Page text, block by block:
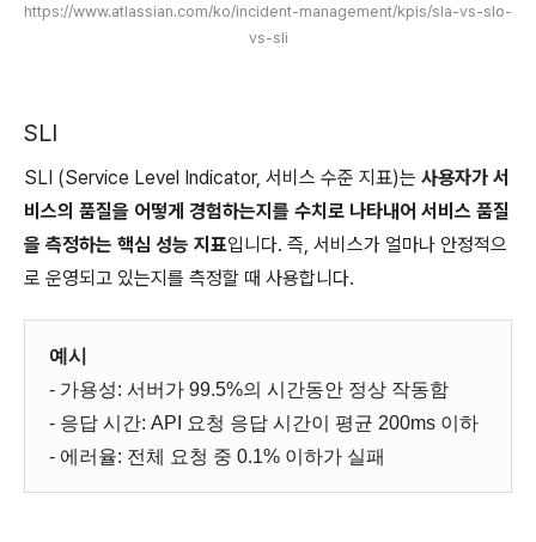
https://www.atlassian.com/ko/incident-management/kpis/sla-vs-slo-
vs-sli
SLI
SLI (Service Level Indicator, 서비스 수준 지표)는 사용자가 서
비스의 품질을 어떻게 경험하는지를 수치로 나타내어 서비스 품질
을 측정하는 핵심 성능 지표입니다. 즉, 서비스가 얼마나 안정적으
로 운영되고 있는지를 측정할 때 사용합니다.
예시
- 가용성: 서버가 99.5%의 시간동안 정상 작동함
- 응답 시간: API 요청 응답 시간이 평균 200ms 이하
- 에러율: 전체 요청 중 0.1% 이하가 실패